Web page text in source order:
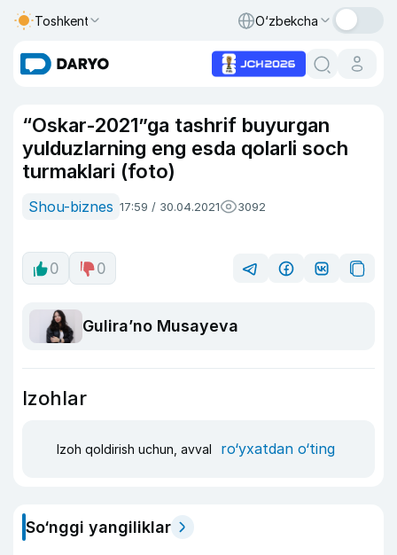
Toshkent O‘zbekcha
“Oskar-2021”ga tashrif buyurgan
yulduzlarning eng esda qolarli soch
turmaklari (foto)
Shou-biznes 17:59 / 30.04.2021 3092
0 0
Guliraʼno Musayeva
Izohlar
Izoh qoldirish uchun, avval ro‘yxatdan o‘ting
So‘nggi yangiliklar